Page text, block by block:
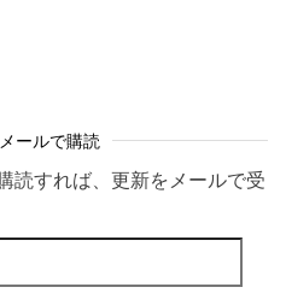
ールで購読
読すれば、更新をメールで受